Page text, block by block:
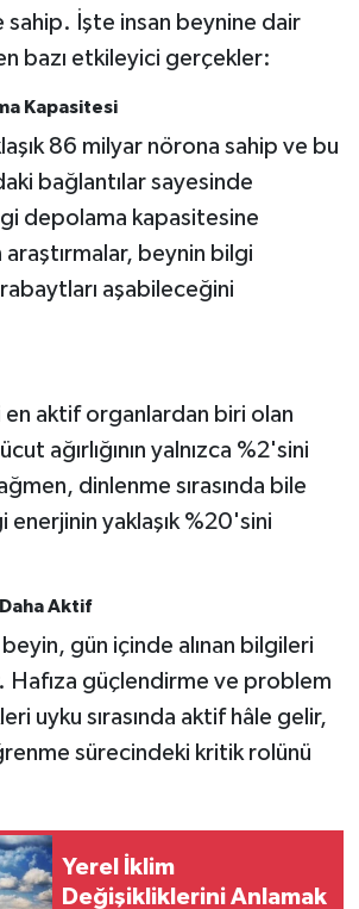
sahip. İşte insan beynine dair
bazı etkileyici gerçekler:
Kapasitesi
86 milyar nörona sahip ve bu
bağlantılar sayesinde
depolama kapasitesine
araştırmalar, beynin bilgi
aşabileceğini
en aktif organlardan biri olan
ağırlığının yalnızca %2'sini
dinlenme sırasında bile
yaklaşık %20'sini
Daha Aktif
beyin, gün içinde alınan bilgileri
Hafıza güçlendirme ve problem
uyku sırasında aktif hâle gelir,
sürecindeki kritik rolünü
Yerel İklim
Değişikliklerini Anlamak